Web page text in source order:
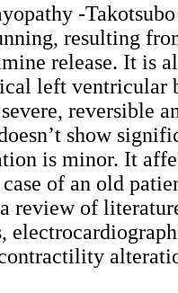
-
resulting
release. It is
left
reversible
show
is minor. It
of an old
review of